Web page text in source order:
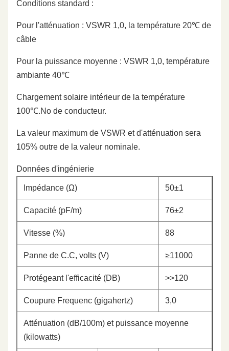
Conditions standard :
Pour l'atténuation : VSWR 1,0, la température 20℃ de
câble
Pour la puissance moyenne : VSWR 1,0, température
ambiante 40℃
Chargement solaire intérieur de la température
100℃.No de conducteur.
La valeur maximum de VSWR et d'atténuation sera
105% outre de la valeur nominale.
Données d'ingénierie
Impédance (Ω) 50±1
Capacité (pF/m) 76±2
Vitesse (%) 88
Panne de C.C, volts (V) ≥11000
Protégeant l'efficacité (DB) >>120
Coupure Frequenc (gigahertz) 3,0
Atténuation (dB/100m) et puissance moyenne
(kilowatts)